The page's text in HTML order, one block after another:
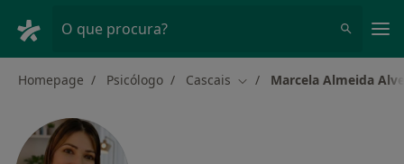
O que procura?
Homepage Psicólogo Cascais Mudar de cidade
Marcela Almeida